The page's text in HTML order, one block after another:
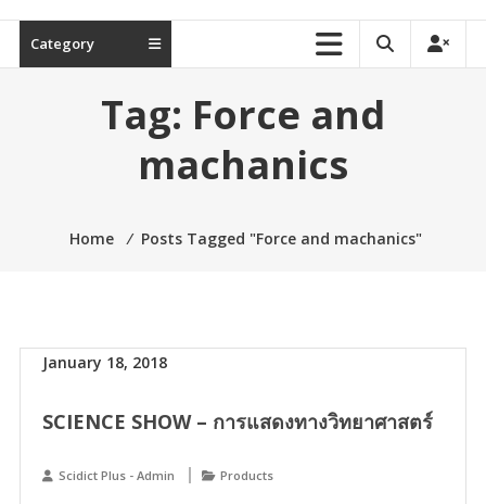
Category
Tag: Force and
machanics
Home ⁄ Posts Tagged "Force and machanics"
January 18, 2018
SCIENCE SHOW – การแสดงทางวิทยาศาสตร์
Scidict Plus - Admin Products